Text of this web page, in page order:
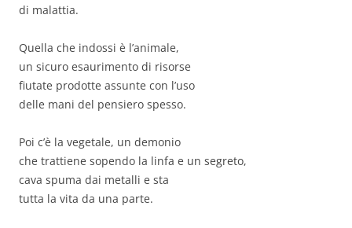
di malattia.
Quella che indossi è l’animale,
un sicuro esaurimento di risorse
fiutate prodotte assunte con l’uso
delle mani del pensiero spesso.
Poi c’è la vegetale, un demonio
che trattiene sopendo la linfa e un segreto,
cava spuma dai metalli e sta
tutta la vita da una parte.